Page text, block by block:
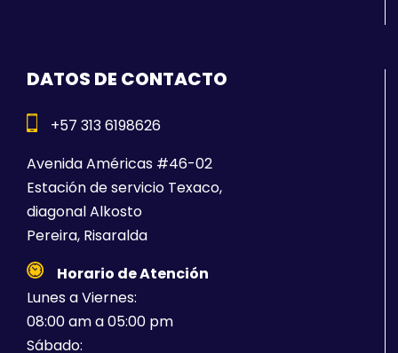
DATOS DE CONTACTO
+57 313 6198626
Avenida Américas #46-02
Estación de servicio Texaco,
diagonal Alkosto
Pereira, Risaralda
Horario de Atención
Lunes a Viernes:
08:00 am a 05:00 pm
Sábado: